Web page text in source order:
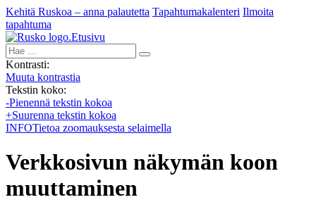
Kehitä Ruskoa – anna palautetta Tapahtumakalenteri Ilmoita
tapahtuma
Etusivu
Hae:
Kontrasti:
Muuta kontrastia
Tekstin koko:
-Pienennä tekstin kokoa
+Suurenna tekstin kokoa
INFOTietoa zoomauksesta selaimella
Verkkosivun näkymän koon
muuttaminen